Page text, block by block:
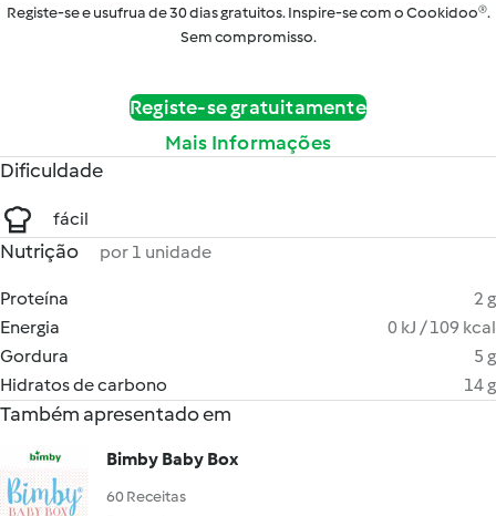
Registe-se e usufrua de 30 dias gratuitos. Inspire-se com o Cookidoo®.
Sem compromisso.
Registe-se gratuitamente
Mais Informações
Dificuldade
fácil
Nutrição por 1 unidade
Proteína
2 g
Energia
0 kJ / 109 kcal
Gordura
5 g
Hidratos de carbono
14 g
Também apresentado em
Bimby Baby Box
60 Receitas